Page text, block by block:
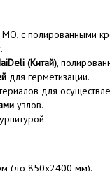
с полированными
(Китай),
для герметизации.
для
узлов.
(до 850х2400 мм).